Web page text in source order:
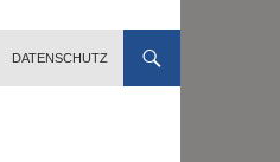
DATENSCHUTZ